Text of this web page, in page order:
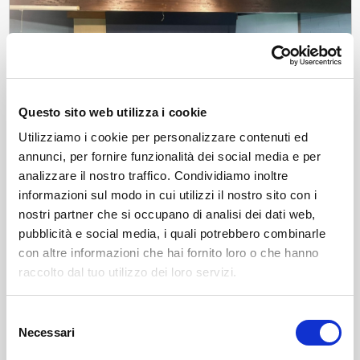
Questo sito web utilizza i cookie
Utilizziamo i cookie per personalizzare contenuti ed
annunci, per fornire funzionalità dei social media e per
analizzare il nostro traffico. Condividiamo inoltre
informazioni sul modo in cui utilizzi il nostro sito con i
nostri partner che si occupano di analisi dei dati web,
pubblicità e social media, i quali potrebbero combinarle
con altre informazioni che hai fornito loro o che hanno
raccolto dal tuo utilizzo dei loro servizi.
delNecessari
News
Conclusa con successo a Sondalo la mostra
“Sentirsi a casa”: arte, inclusione e cura al
centro della comunità
Dal 21 al 24 maggio 2025, la mostra “Sentirsi a casa” ha coinvolto
la comunità di Sondalo in un percorso artistico e sociale sul tema
dell’inclusione e del benessere psicologico.